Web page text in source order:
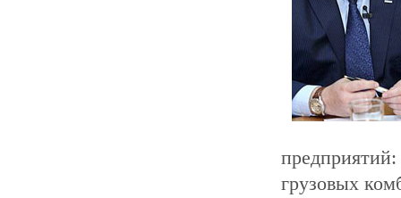
грузовых